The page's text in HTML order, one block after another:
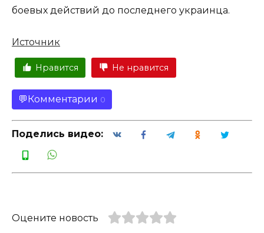
боевых действий до последнего украинца.
Источник
Нравится Не нравится
Комментарии 0
Поделись видео:
Оцените новость